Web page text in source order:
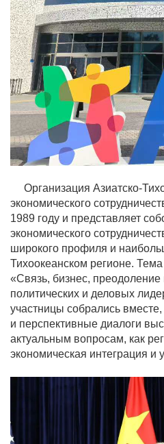
Организация Азиатско-
экономического
1989 году и представляет
экономического
широкого профиля и
Тихоокеанском регионе.
«Связь, бизнес,
политических и деловых
участницы собрались
и перспективные диалоги
актуальным вопросам, как
экономическая интеграция и